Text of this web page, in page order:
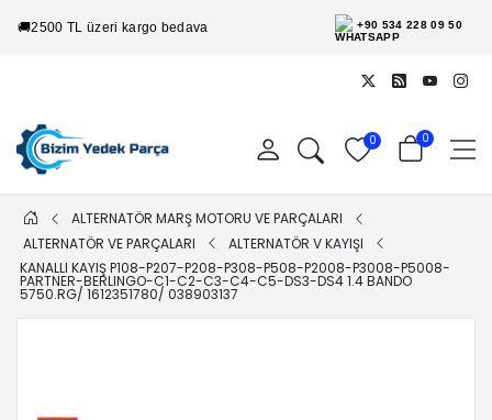
🚚2500 TL üzeri kargo bedava +90 534 228 09 50
0 0
ALTERNATÖR MARŞ MOTORU VE PARÇALARI
ALTERNATÖR VE PARÇALARI
ALTERNATÖR V KAYIŞI
KANALLI KAYIŞ P108-P207-P208-P308-P508-P2008-P3008-P5008-
PARTNER-BERLINGO-C1-C2-C3-C4-C5-DS3-DS4 1.4 BANDO
5750.RG/ 1612351780/ 038903137